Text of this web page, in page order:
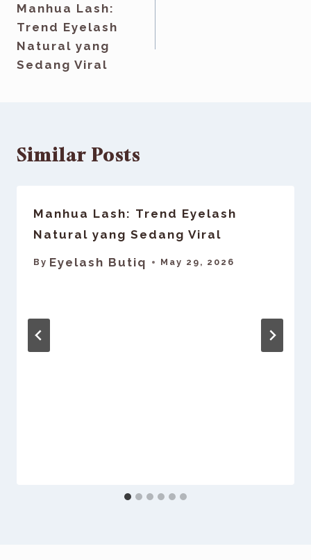
Manhua Lash:
Trend Eyelash
Natural yang
Sedang Viral
Similar Posts
Manhua Lash: Trend Eyelash
Natural yang Sedang Viral
By Eyelash Butiq May 29, 2026